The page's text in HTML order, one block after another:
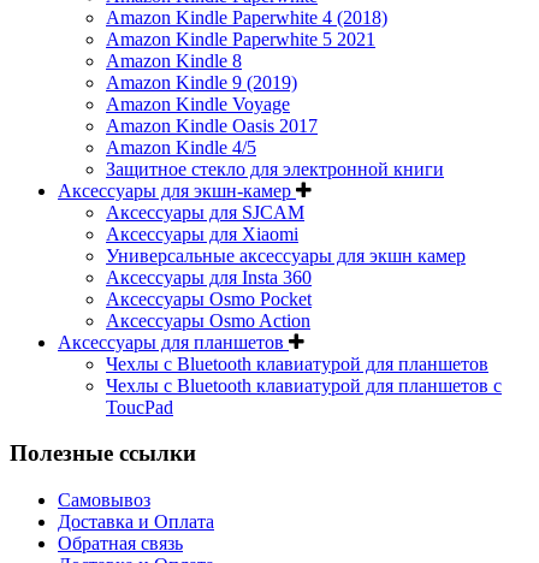
Amazon Kindle Paperwhite 4 (2018)
Amazon Kindle Paperwhite 5 2021
Amazon Kindle 8
Amazon Kindle 9 (2019)
Amazon Kindle Voyage
Amazon Kindle Oasis 2017
Amazon Kindle 4/5
Защитное стекло для электронной книги
Аксессуары для экшн-камер
Аксессуары для SJCAM
Аксессуары для Xiaomi
Универсальные аксессуары для экшн камер
Аксессуары для Insta 360
Аксессуары Osmo Pocket
Аксессуары Osmo Action
Аксессуары для планшетов
Чехлы с Bluetooth клавиатурой для планшетов
Чехлы с Bluetooth клавиатурой для планшетов с
ToucPad
Полезные ссылки
Самовывоз
Доставка и Оплата
Обратная связь